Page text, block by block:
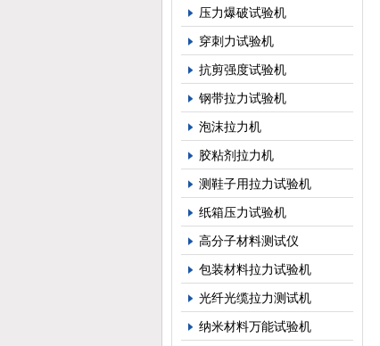
压力爆破试验机
穿刺力试验机
抗剪强度试验机
钢带拉力试验机
泡沫拉力机
胶粘剂拉力机
测鞋子用拉力试验机
纸箱压力试验机
高分子材料测试仪
包装材料拉力试验机
光纤光缆拉力测试机
纳米材料万能试验机